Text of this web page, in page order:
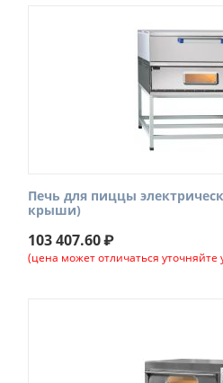
Печь для пиццы
крыши)
103 407.60₽
(цена может отличаться уточняйте